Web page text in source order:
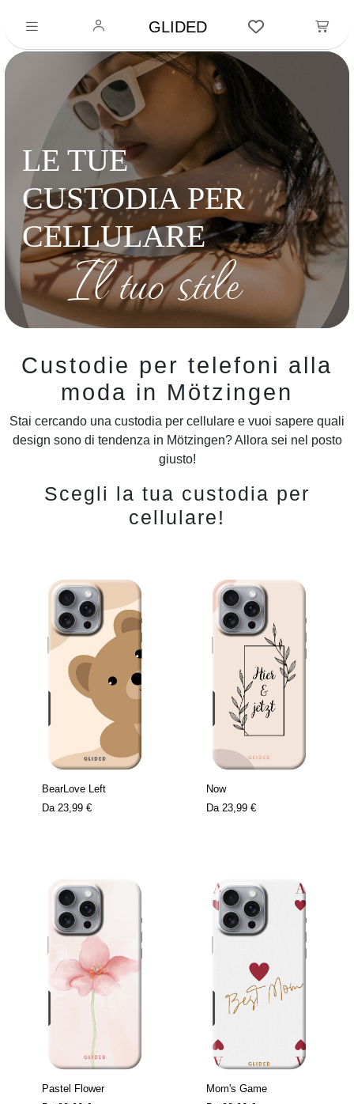
GLIDED
LE TUE
CUSTODIA PER
CELLULARE
Il tuo stile
Custodie per telefoni alla
moda in Mötzingen
Stai cercando una custodia per cellulare e vuoi sapere quali
design sono di tendenza in Mötzingen? Allora sei nel posto
giusto!
Scegli la tua custodia per
cellulare!
BearLove Left
Da 23,99 €
Now
Da 23,99 €
Pastel Flower
Mom's Game